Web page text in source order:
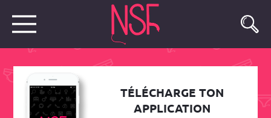
TÉLÉCHARGE TON
APPLICATION